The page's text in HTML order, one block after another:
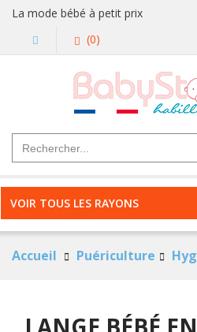
La mode bébé à petit prix
(0)
VOIR TOUS LES RAYONS
Accueil Puériculture